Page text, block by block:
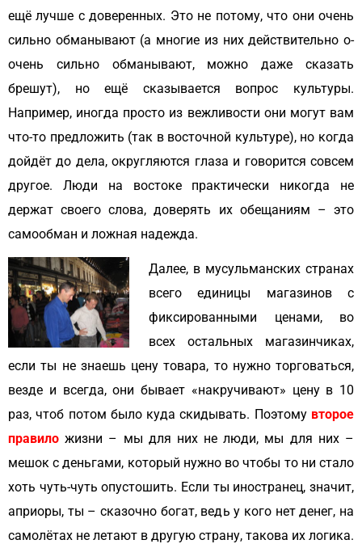
ещё лучше с доверенных. Это не потому, что они очень
сильно обманывают (а многие из них действительно о-
очень сильно обманывают, можно даже сказать
брешут), но ещё сказывается вопрос культуры.
Например, иногда просто из вежливости они могут вам
что-то предложить (так в восточной культуре), но когда
дойдёт до дела, округляются глаза и говорится совсем
другое. Люди на востоке практически никогда не
держат своего слова, доверять их обещаниям – это
самообман и ложная надежда.
Далее, в мусульманских странах
всего единицы магазинов с
фиксированными ценами, во
всех остальных магазинчиках,
если ты не знаешь цену товара, то нужно торговаться,
везде и всегда, они бывает «накручивают» цену в 10
раз, чтоб потом было куда скидывать. Поэтому второе
правило жизни – мы для них не люди, мы для них –
мешок с деньгами, который нужно во чтобы то ни стало
хоть чуть-чуть опустошить. Если ты иностранец, значит,
априоры, ты – сказочно богат, ведь у кого нет денег, на
самолётах не летают в другую страну, такова их логика.